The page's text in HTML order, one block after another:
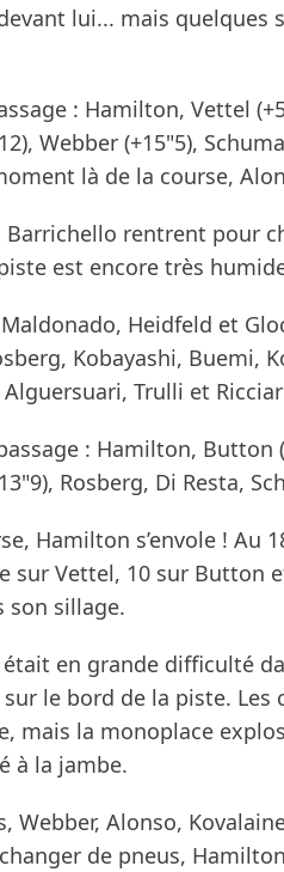
lui... mais quelques
: Hamilton, Vettel
Webber (+15"5),
là de la course,
Barrichello rentrent pour
est encore très
Heidfeld et
Kobayashi, Buemi,
Alguersuari, Trulli et
: Hamilton, Button
Rosberg, Di Resta,
Hamilton s’envole ! Au
sur Vettel, 10 sur Button
son sillage.
en grande difficulté
sur le bord de la piste.
mais la monoplace
à la jambe.
Webber, Alonso,
de pneus,